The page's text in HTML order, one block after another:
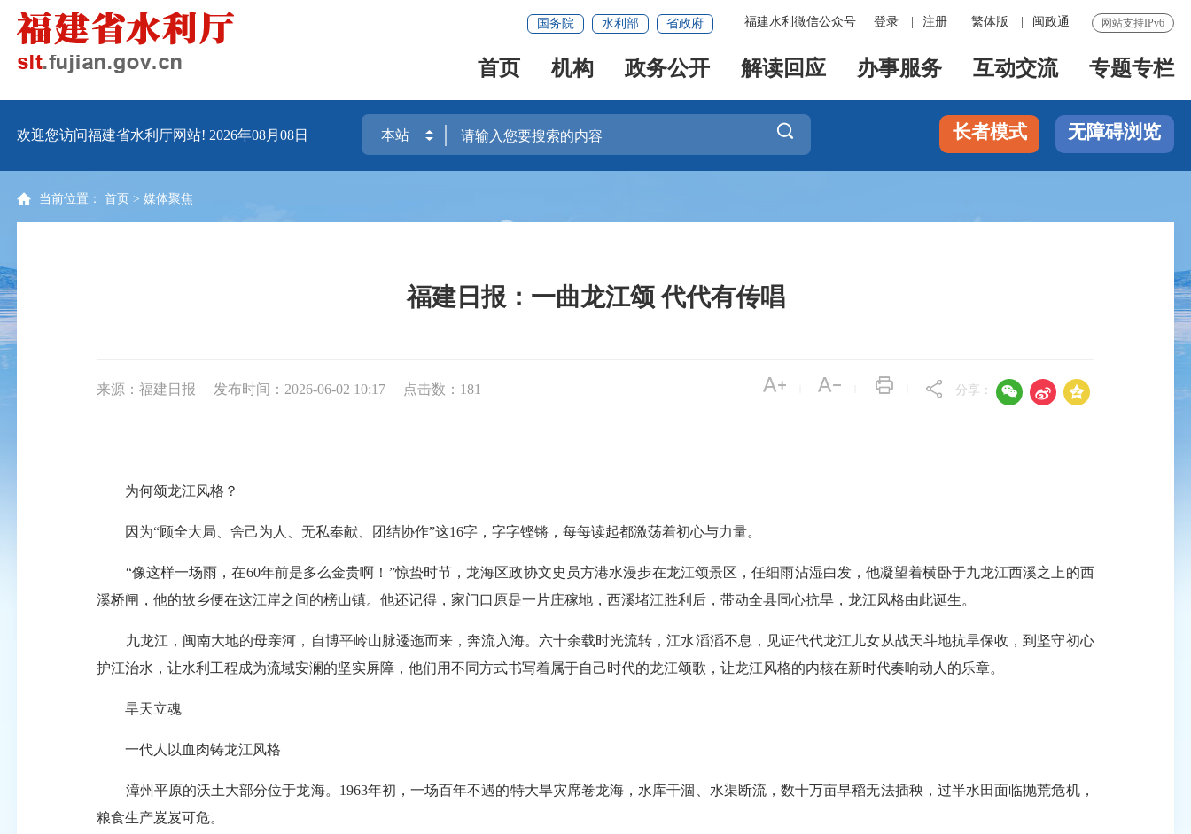
网站支持IPv6
福建水利微信公众号 登录 注册 繁体版 闽政通
国务院 水利部 省政府
首页 机构 政务公开 解读回应 办事服务 互动交流 专题专栏
欢迎您访问福建省水利厅网站! 2026年08月08日  长者模式 无障碍浏览
当前位置： 首页 >媒体聚焦
福建日报：一曲龙江颂 代代有传唱
来源：福建日报 发布时间：2026-06-02 10:17 点击数： 181 分享：   
为何颂龙江风格？
因为“顾全大局、舍己为人、无私奉献、团结协作”这16字，字字铿锵，每每读起都激荡着初心与力量。
“像这样一场雨，在60年前是多么金贵啊！”惊蛰时节，龙海区政协文史员方港水漫步在龙江颂景区，任细雨沾湿白发，他凝望着横卧于九龙江西溪之上的西
溪桥闸，他的故乡便在这江岸之间的榜山镇。他还记得，家门口原是一片庄稼地，西溪堵江胜利后，带动全县同心抗旱，龙江风格由此诞生。
九龙江，闽南大地的母亲河，自博平岭山脉逶迤而来，奔流入海。六十余载时光流转，江水滔滔不息，见证代代龙江儿女从战天斗地抗旱保收，到坚守初心
护江治水，让水利工程成为流域安澜的坚实屏障，他们用不同方式书写着属于自己时代的龙江颂歌，让龙江风格的内核在新时代奏响动人的乐章。
旱天立魂
一代人以血肉铸龙江风格
漳州平原的沃土大部分位于龙海。1963年初，一场百年不遇的特大旱灾席卷龙海，水库干涸、水渠断流，数十万亩早稻无法插秧，过半水田面临抛荒危机，
粮食生产岌岌可危。